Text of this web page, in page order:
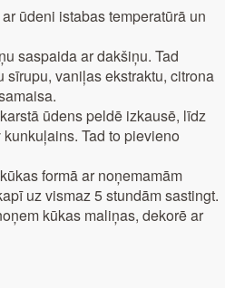
ūdeni istabas temperatūrā un
saspaida ar dakšiņu. Tad
sīrupu, vaniļas ekstraktu, citrona
ūdens peldē izkausē, līdz
Tad to pievieno
formā ar noņemamām
uz vismaz 5 stundām sastingt.
kūkas maliņas, dekorē ar